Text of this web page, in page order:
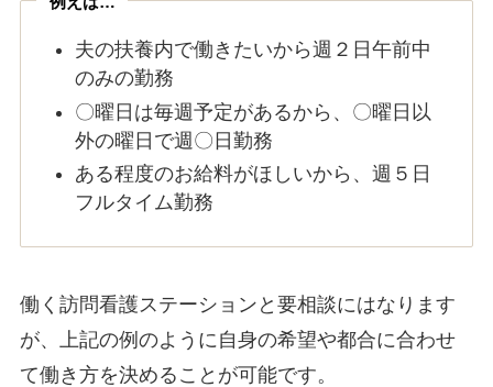
夫の扶養内で働きたいから週２日午前中
のみの勤務
〇曜日は毎週予定があるから、〇曜日以
外の曜日で週〇日勤務
ある程度のお給料がほしいから、週５日
フルタイム勤務
働く訪問看護ステーションと要相談にはなります
が、上記の例のように自身の希望や都合に合わせ
て働き方を決めることが可能です。